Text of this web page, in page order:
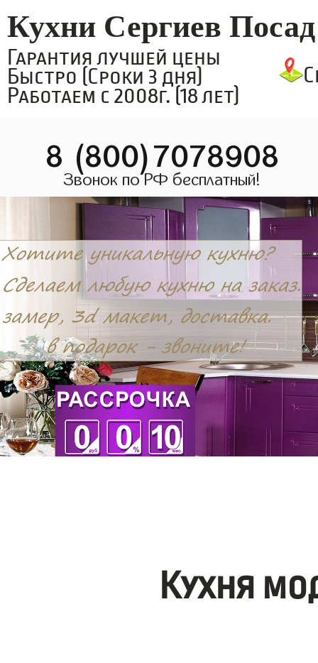
Кухни Сергиев Посад
Гарантия лучшей цены
Быстро (Сроки 3 дня)
Работаем с 2008г. (18 лет)
8 (800)7078908
Звонок по РФ бесплатный!
Кухня